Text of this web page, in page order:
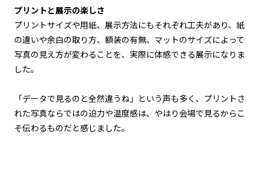
プリントと展示の楽しさ
プリントサイズや用紙、展示方法にもそれぞれ工夫があり、紙
の違いや余白の取り方、額装の有無、マットのサイズによって
写真の見え方が変わることを、実際に体感できる展示になりま
した。
「データで見るのと全然違うね」という声も多く、プリントさ
れた写真ならではの迫力や温度感は、やはり会場で見るからこ
そ伝わるものだと感じました。